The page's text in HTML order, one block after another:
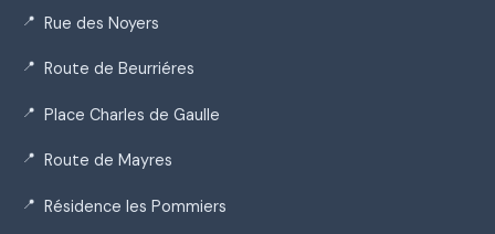
Rue des Noyers
Route de Beurriéres
Place Charles de Gaulle
Route de Mayres
Résidence les Pommiers